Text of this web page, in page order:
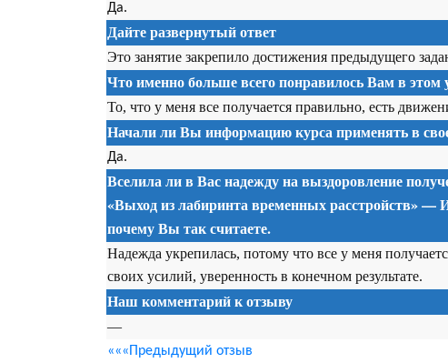
Да.
Дайте развернутый ответ
Это занятие закрепило достижения предыдущего
Что именно больше всего понравилось Вам в этом
То, что у меня все получается правильно, есть
Начали ли Вы информацию курса применять в
Да.
Вселила ли в Вас надежду на выздоровление
«Выход из лабиринта временных расстройств» —
почему Вы так считаете.
Надежда укрепилась, потому что все у меня
своих усилий, уверенность в конечном результате.
Наш комментарий к отзыву
—
«««Предыдущий отзыв